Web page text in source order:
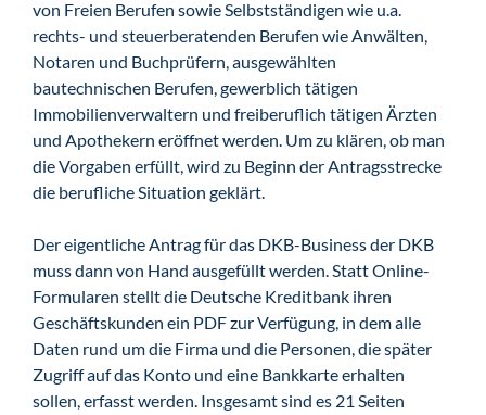
von Freien Berufen sowie Selbstständigen wie u.a.
rechts- und steuerberatenden Berufen wie Anwälten,
Notaren und Buchprüfern, ausgewählten
bautechnischen Berufen, gewerblich tätigen
Immobilienverwaltern und freiberuflich tätigen Ärzten
und Apothekern eröffnet werden. Um zu klären, ob man
die Vorgaben erfüllt, wird zu Beginn der Antragsstrecke
die berufliche Situation geklärt.
Der eigentliche Antrag für das DKB-Business der DKB
muss dann von Hand ausgefüllt werden. Statt Online-
Formularen stellt die Deutsche Kreditbank ihren
Geschäftskunden ein PDF zur Verfügung, in dem alle
Daten rund um die Firma und die Personen, die später
Zugriff auf das Konto und eine Bankkarte erhalten
sollen, erfasst werden. Insgesamt sind es 21 Seiten